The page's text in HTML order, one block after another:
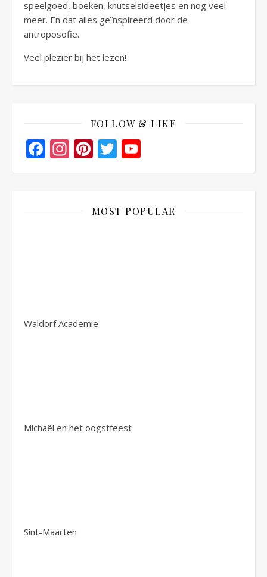
speelgoed, boeken, knutselsideetjes en nog veel
meer. En dat alles geïnspireerd door de
antroposofie.
Veel plezier bij het lezen!
FOLLOW & LIKE
Facebook
Instagram
Pinterest
Twitter
Channel
MOST POPULAR
Waldorf Academie
Michaël en het oogstfeest
Sint-Maarten